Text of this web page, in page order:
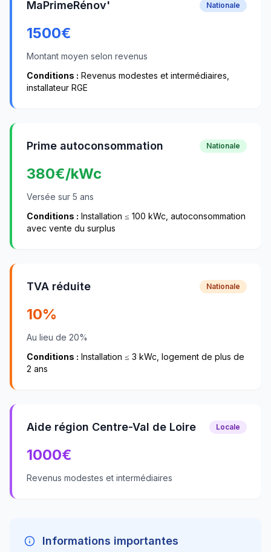
MaPrimeRénov' Nationale
1500€
Montant moyen selon revenus
Conditions : Revenus modestes et intermédiaires,
installateur RGE
Prime autoconsommation Nationale
380€/kWc
Versée sur 5 ans
Conditions : Installation ≤ 100 kWc, autoconsommation
avec vente du surplus
TVA réduite Nationale
10%
Au lieu de 20%
Conditions : Installation ≤ 3 kWc, logement de plus de
2 ans
Aide région Centre-Val de Loire Locale
1000€
Revenus modestes et intermédiaires
Informations importantes